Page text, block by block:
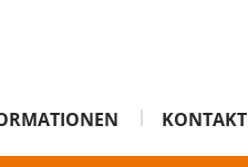
KONTAKT